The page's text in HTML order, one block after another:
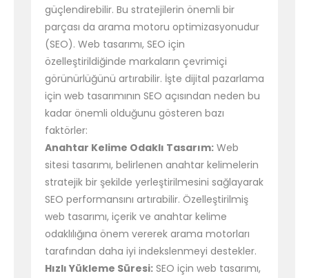
güçlendirebilir. Bu stratejilerin önemli bir
parçası da arama motoru optimizasyonudur
(SEO). Web tasarımı, SEO için
özelleştirildiğinde markaların çevrimiçi
görünürlüğünü artırabilir. İşte dijital pazarlama
için web tasarımının SEO açısından neden bu
kadar önemli olduğunu gösteren bazı
faktörler:
Anahtar Kelime Odaklı Tasarım: Web
sitesi tasarımı, belirlenen anahtar kelimelerin
stratejik bir şekilde yerleştirilmesini sağlayarak
SEO performansını artırabilir. Özelleştirilmiş
web tasarımı, içerik ve anahtar kelime
odaklılığına önem vererek arama motorları
tarafından daha iyi indekslenmeyi destekler.
Hızlı Yükleme Süresi: SEO için web tasarımı,